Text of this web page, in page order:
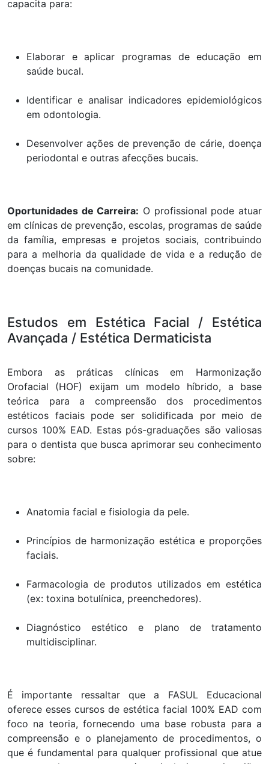
capacita para:
Elaborar e aplicar programas de educação em
saúde bucal.
Identificar e analisar indicadores epidemiológicos
em odontologia.
Desenvolver ações de prevenção de cárie, doença
periodontal e outras afecções bucais.
Oportunidades de Carreira: O profissional pode atuar
em clínicas de prevenção, escolas, programas de saúde
da família, empresas e projetos sociais, contribuindo
para a melhoria da qualidade de vida e a redução de
doenças bucais na comunidade.
Estudos em Estética Facial / Estética
Avançada / Estética Dermaticista
Embora as práticas clínicas em Harmonização
Orofacial (HOF) exijam um modelo híbrido, a base
teórica para a compreensão dos procedimentos
estéticos faciais pode ser solidificada por meio de
cursos 100% EAD. Estas pós-graduações são valiosas
para o dentista que busca aprimorar seu conhecimento
sobre:
Anatomia facial e fisiologia da pele.
Princípios de harmonização estética e proporções
faciais.
Farmacologia de produtos utilizados em estética
(ex: toxina botulínica, preenchedores).
Diagnóstico estético e plano de tratamento
multidisciplinar.
É importante ressaltar que a FASUL Educacional
oferece esses cursos de estética facial 100% EAD com
foco na teoria, fornecendo uma base robusta para a
compreensão e o planejamento de procedimentos, o
que é fundamental para qualquer profissional que atue